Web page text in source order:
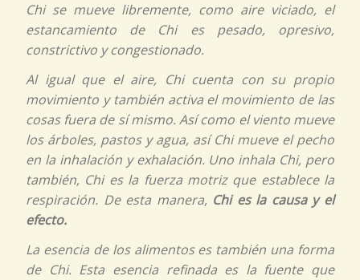
Chise mueve libremente, como aire viciado, el
estancamiento de Chies pesado, opresivo,
constrictivo y congestionado.
Al igual que el aire, Chicuenta con su propio
movimiento y también activa el movimiento de las
cosas fuera de sí mismo. Así como el viento mueve
los árboles, pastos y agua, asíChimueve el pecho
en la inhalación y exhalación. Uno inhala Chi, pero
también, Chies la fuerza motriz que establece la
respiración. De esta manera, Chi es la causa y el
efecto.
La esencia de los alimentos es también una forma
de Chi. Esta esencia refinada es la fuente que